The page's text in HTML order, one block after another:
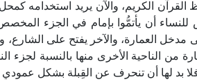
القرآن الكريم، والآن يريد استخدامه
أن يأتمُّوا بإمام في الجزء
مدخل العمارة، والآخر يفتح على الشارع،
من الناحية الأخرى منها بالنسبة لجزء
بد لها أن تنحرف عن القِبلة بشكل